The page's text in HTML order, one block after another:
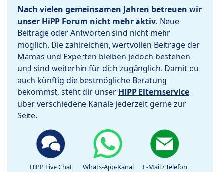
Nach vielen gemeinsamen Jahren betreuen wir
unser HiPP Forum nicht mehr aktiv. Neue
Beiträge oder Antworten sind nicht mehr
möglich. Die zahlreichen, wertvollen Beiträge der
Mamas und Experten bleiben jedoch bestehen
und sind weiterhin für dich zugänglich. Damit du
auch künftig die bestmögliche Beratung
bekommst, steht dir unser HiPP Elternservice
über verschiedene Kanäle jederzeit gerne zur
Seite.
HiPP Live Chat Whats-App-Kanal E-Mail / Telefon